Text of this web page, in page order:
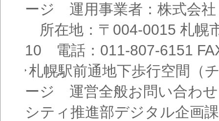
ージ 運用事業者：株式会
所在地：〒004-0015 札幌
10 電話：011-807-6151
札幌駅前通地下歩行空間（
ージ 運営全般お問い合わ
シティ推進部デジタル企画課